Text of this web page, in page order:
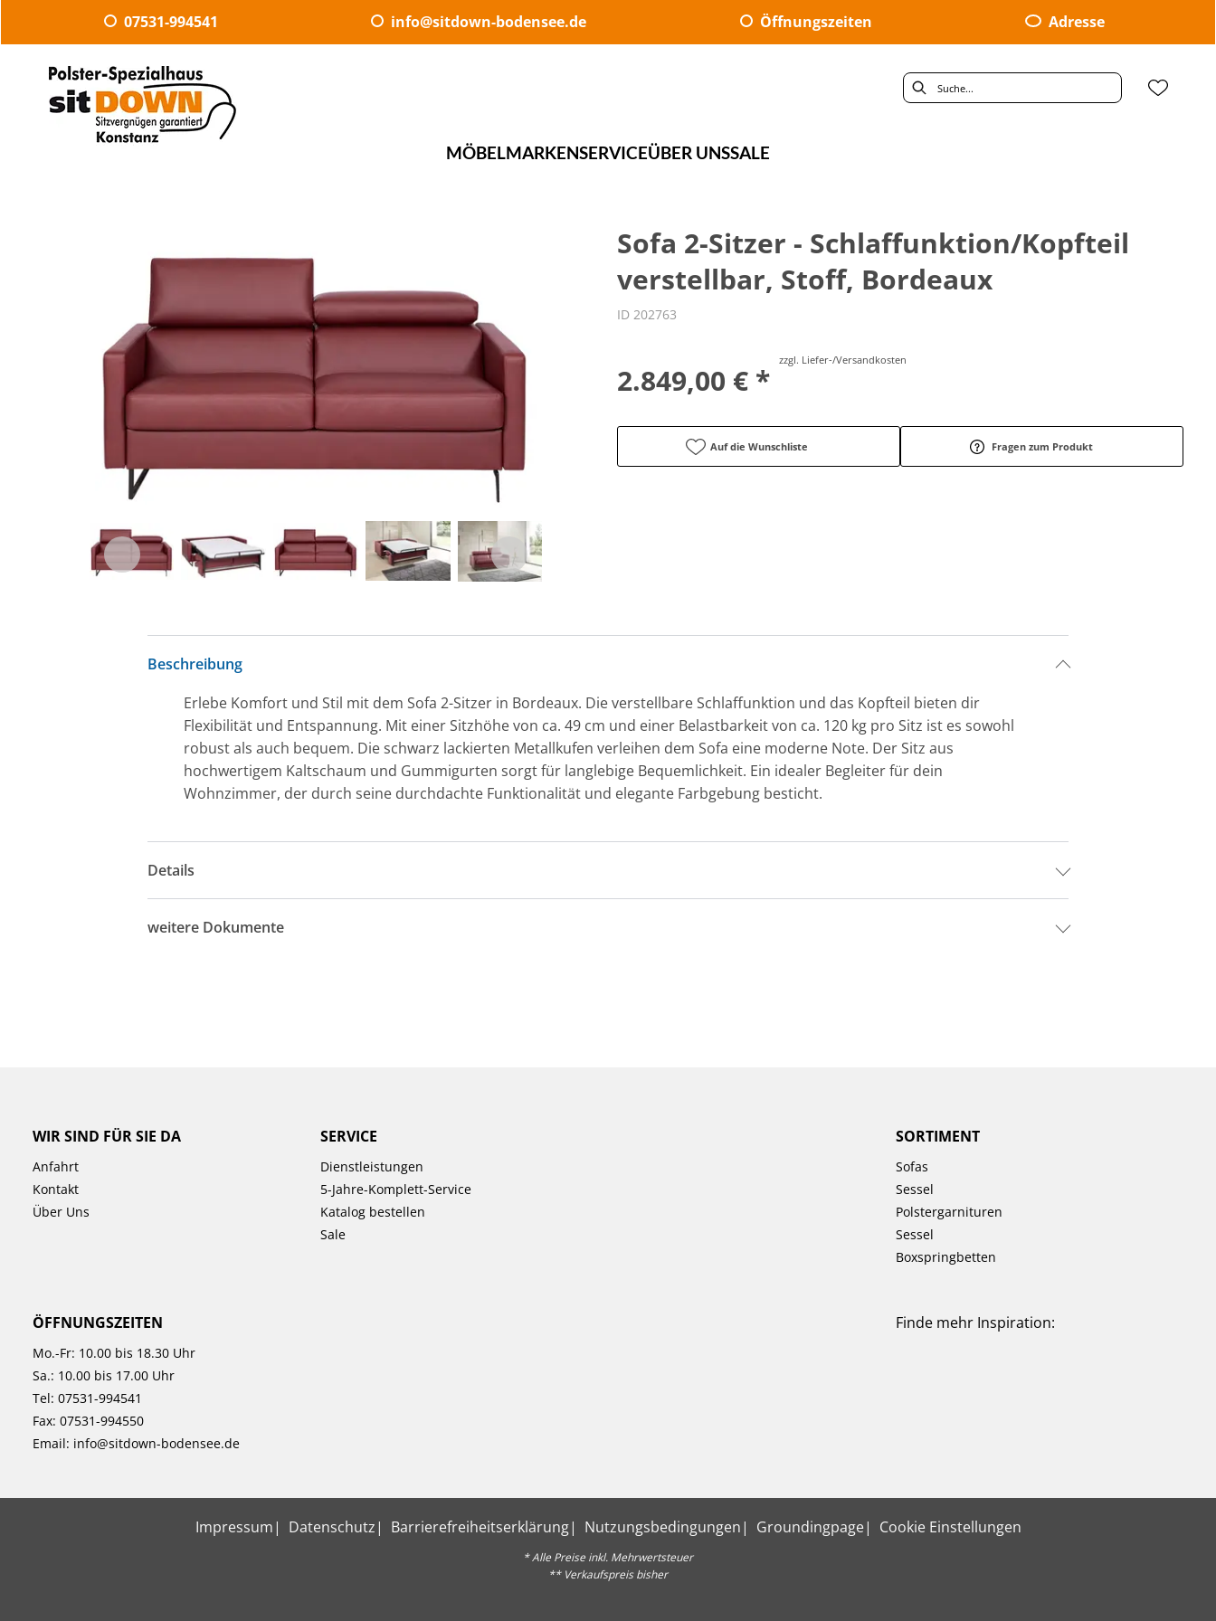
07531-994541 info@sitdown-bodensee.de Öffnungszeiten Adresse
MÖBELMARKENSERVICEÜBER UNSSALE
Sofa 2-Sitzer - Schlaffunktion/Kopfteil
verstellbar, Stoff, Bordeaux
ID 202763
2.849,00 € *
zzgl. Liefer-/Versandkosten
Auf die Wunschliste Fragen zum Produkt
Beschreibung
Erlebe Komfort und Stil mit dem Sofa 2-Sitzer in Bordeaux. Die verstellbare Schlaffunktion und das Kopfteil bieten dir
Flexibilität und Entspannung. Mit einer Sitzhöhe von ca. 49 cm und einer Belastbarkeit von ca. 120 kg pro Sitz ist es sowohl
robust als auch bequem. Die schwarz lackierten Metallkufen verleihen dem Sofa eine moderne Note. Der Sitz aus
hochwertigem Kaltschaum und Gummigurten sorgt für langlebige Bequemlichkeit. Ein idealer Begleiter für dein
Wohnzimmer, der durch seine durchdachte Funktionalität und elegante Farbgebung besticht.
Details
weitere Dokumente
WIR SIND FÜR SIE DA
Anfahrt
Kontakt
Über Uns
SERVICE
Dienstleistungen
5-Jahre-Komplett-Service
Katalog bestellen
Sale
SORTIMENT
Sofas
Sessel
Polstergarnituren
Sessel
Boxspringbetten
ÖFFNUNGSZEITEN
Mo.-Fr: 10.00 bis 18.30 Uhr
Sa.: 10.00 bis 17.00 Uhr
Tel: 07531-994541
Fax: 07531-994550
Email: info@sitdown-bodensee.de
Finde mehr Inspiration:
Impressum Datenschutz Barrierefreiheitserklärung Nutzungsbedingungen Groundingpage Cookie Einstellungen
* Alle Preise inkl. Mehrwertsteuer
** Verkaufspreis bisher